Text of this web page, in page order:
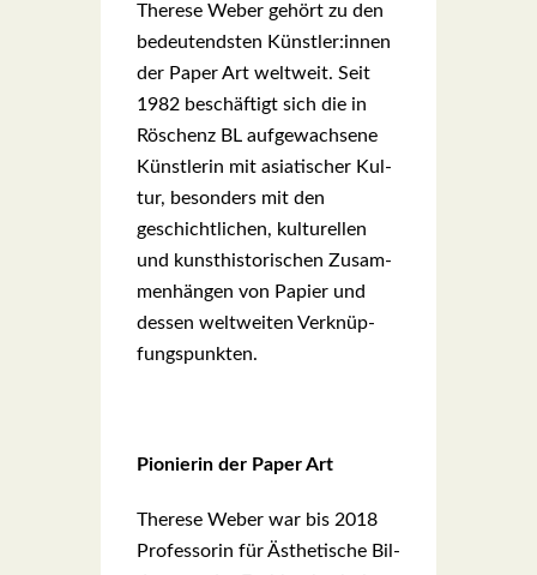
The­re­se Weber gehört zu den
bedeu­tends­ten Künstler:innen
der Paper Art welt­weit. Seit
1982 beschäf­tigt sich die in
Rös­chenz BL auf­ge­wach­se­ne
Künst­le­rin mit asia­ti­scher Kul­
tur, beson­ders mit den
geschicht­li­chen, kul­tu­rel­len
und kunst­his­to­ri­schen Zusam­
men­hän­gen von Papier und
des­sen welt­wei­ten Ver­knüp­
fungs­punk­ten.
Pio­nie­rin der Paper Art
The­re­se Weber war bis 2018
Pro­fes­so­rin für Ästhe­ti­sche Bil­